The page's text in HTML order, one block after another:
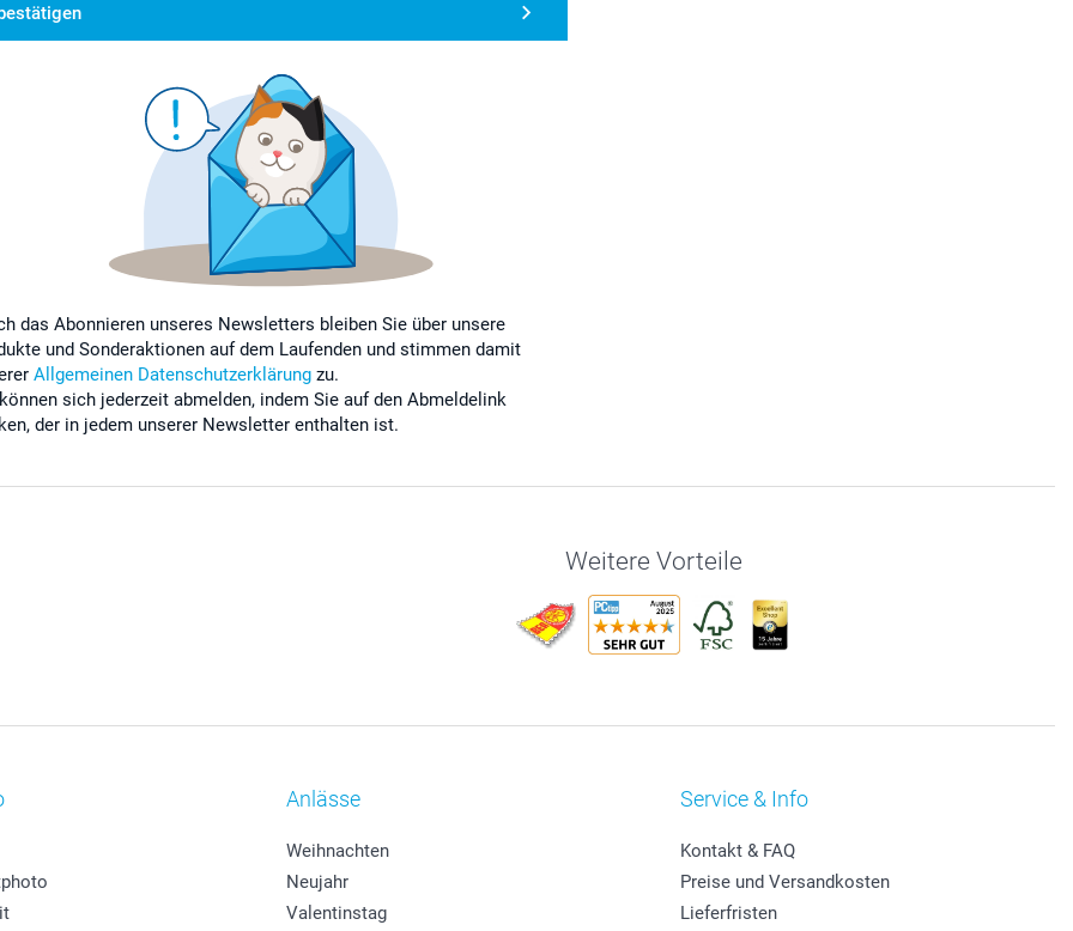
das Abonnieren unseres Newsletters bleiben Sie über unsere
und Sonderaktionen auf dem Laufenden und stimmen damit
Allgemeinen Datenschutzerklärung zu.
sich jederzeit abmelden, indem Sie auf den Abmeldelink
der in jedem unserer Newsletter enthalten ist.
Weitere Vorteile
Anlässe
Weihnachten
Neujahr
Valentinstag
Service & Info
Kontakt & FAQ
Preise und Versandkosten
Lieferfristen